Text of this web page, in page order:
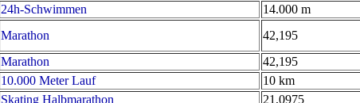
24h-Schwimmen 14.000 m
Marathon 42,195
Marathon 42,195
10.000 Meter Lauf 10 km
Skating Halbmarathon 21,0975